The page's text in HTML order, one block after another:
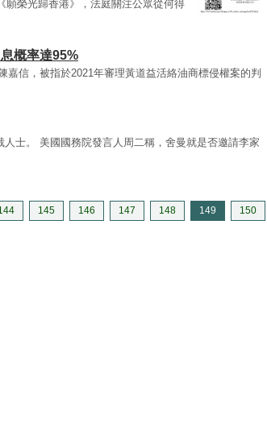
願榮光歸香港》，法庭關注公眾從何得
概率達95%
嘉信，被指於2021年審理黃道益活絡油商標侵權案的判
人士。 美國國務院發言人周二稱，舍曼就是否邀請李家
145 146 147 148 149 150